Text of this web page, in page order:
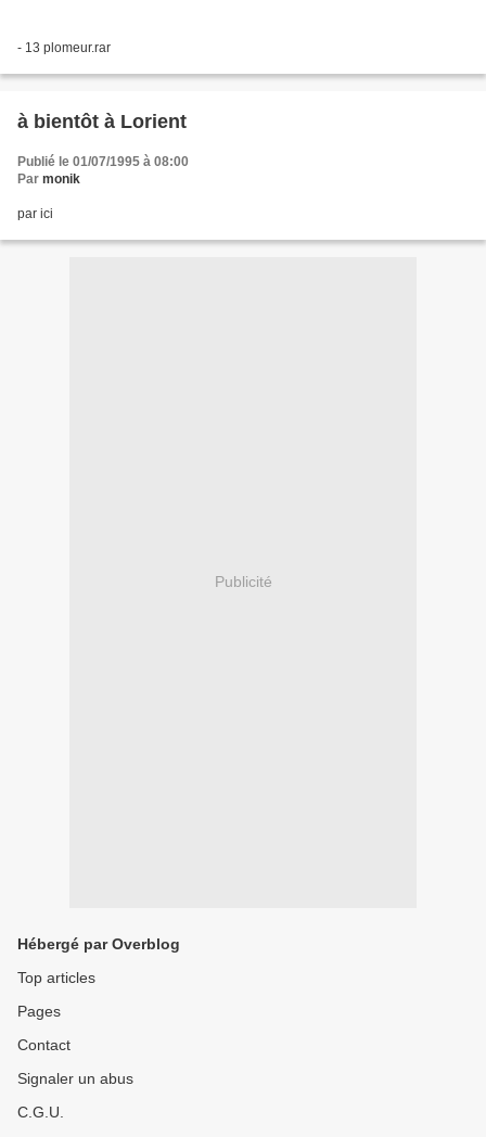
- 13 plomeur.rar
à bientôt à Lorient
Publié le 01/07/1995 à 08:00
Par monik
par ici
Publicité
Hébergé par Overblog
Top articles
Pages
Contact
Signaler un abus
C.G.U.